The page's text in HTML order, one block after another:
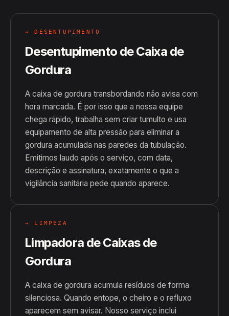
→ DESENTUPIMENTO
Desentupimento de Caixa de
Gordura
A caixa de gordura transbordando não avisa com
hora marcada. É por isso que a nossa equipe
chega rápido, trabalha sem criar tumulto e usa
equipamento de alta pressão para eliminar a
gordura acumulada nas paredes da tubulação.
Emitimos laudo após o serviço, com data,
descrição e assinatura, exatamente o que a
vigilância sanitária pede quando aparece.
→ LIMPEZA
Limpadora de Caixas de
Gordura
A caixa de gordura acumula resíduos de forma
silenciosa. Quando entope, o cheiro e o refluxo
aparecem sem avisar. Nosso serviço inclui